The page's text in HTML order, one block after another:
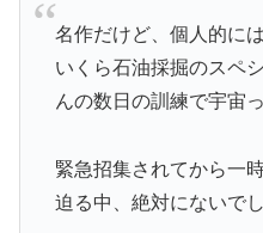
名作だけど、個人的に
いくら石油採掘のスペ
んの数日の訓練で宇宙
緊急招集されてから一
迫る中、絶対にないでし